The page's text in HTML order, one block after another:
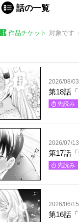
話の一覧
作品チケット 対象です
2026/08/03
第18話
先読み
2026/07/13
第17話「
先読み
2026/06/15
第16話